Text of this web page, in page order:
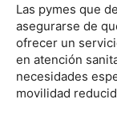
Las pymes que
asegurarse de
ofrecer un
en atención
necesidades
movilidad